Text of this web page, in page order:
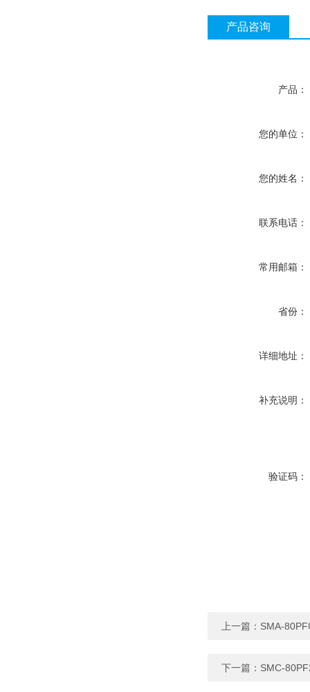
产品咨询
产品：
您的单位：
您的姓名：
联系电话：
常用邮箱：
省份：
详细地址：
补充说明：
验证码：
上一篇： SMA-
下一篇： SMC-